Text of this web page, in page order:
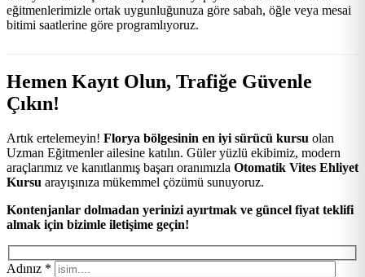
eğitmenlerimizle ortak uygunluğunuza göre sabah, öğle veya mesai
bitimi saatlerine göre programlıyoruz.
Hemen Kayıt Olun, Trafiğe Güvenle
Çıkın!
Artık ertelemeyin! Florya bölgesinin en iyi sürücü kursu olan
Uzman Eğitmenler ailesine katılın. Güler yüzlü ekibimiz, modern
araçlarımız ve kanıtlanmış başarı oranımızla Otomatik Vites Ehliyet
Kursu arayışınıza mükemmel çözümü sunuyoruz.
Kontenjanlar dolmadan yerinizi ayırtmak ve güncel fiyat teklifi
almak için bizimle iletişime geçin!
Adınız *